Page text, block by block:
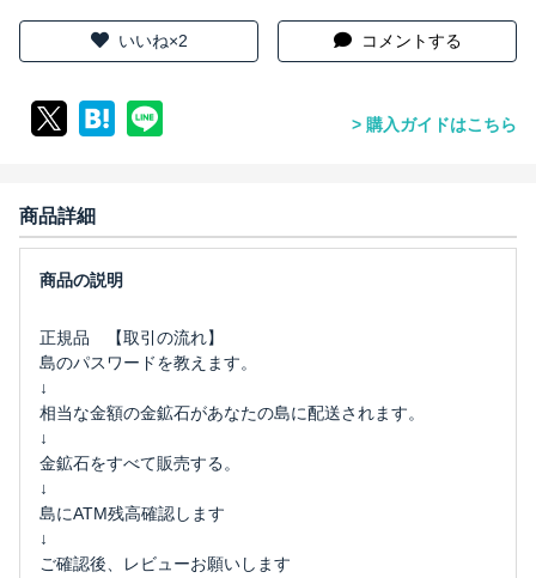
いいね×2 コメントする
購入ガイドはこちら
商品詳細
正規品 【取引の流れ】
島のパスワードを教えます。
↓
相当な金額の金鉱石があなたの島に配送されます。
↓
金鉱石をすべて販売する。
↓
島にATM残高確認します
↓
ご確認後、レビューお願いします